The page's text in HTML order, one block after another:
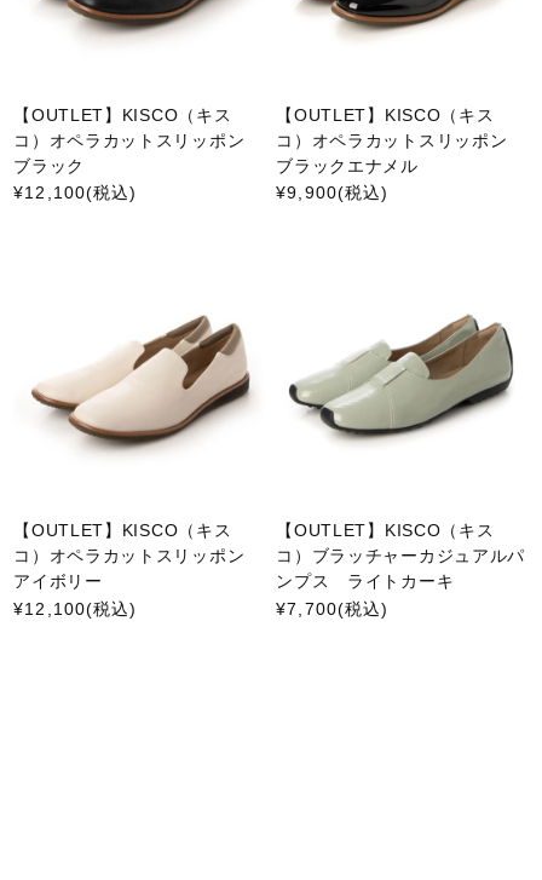
【OUTLET】KISCO（キス
コ）オペラカットスリッポン
ブラック
¥12,100(税込)
【OUTLET】KISCO（キス
コ）オペラカットスリッポン
ブラックエナメル
¥9,900(税込)
【OUTLET】KISCO（キス
コ）オペラカットスリッポン
アイボリー
¥12,100(税込)
【OUTLET】KISCO（キス
コ）ブラッチャーカジュアルパ
ンプス ライトカーキ
¥7,700(税込)